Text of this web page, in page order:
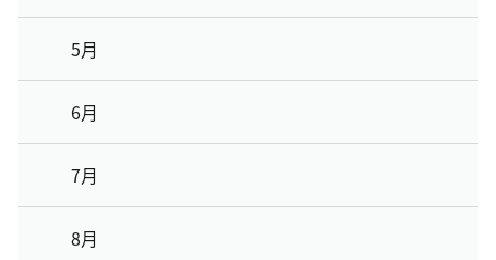
5月
6月
7月
8月